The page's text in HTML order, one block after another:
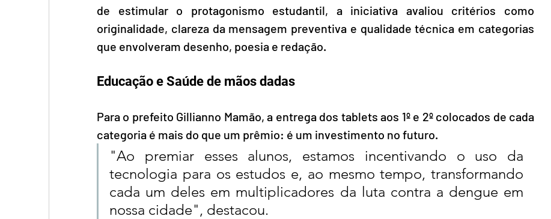
de estimular o protagonismo estudantil, a iniciativa avaliou critérios como
originalidade, clareza da mensagem preventiva e qualidade técnica em categorias
que envolveram desenho, poesia e redação.
Educação e Saúde de mãos dadas
Para o prefeito Gillianno Mamão, a entrega dos tablets aos 1º e 2º colocados de cada
categoria é mais do que um prêmio: é um investimento no futuro.
"Ao premiar esses alunos, estamos incentivando o uso da
tecnologia para os estudos e, ao mesmo tempo, transformando
cada um deles em multiplicadores da luta contra a dengue em
nossa cidade", destacou.